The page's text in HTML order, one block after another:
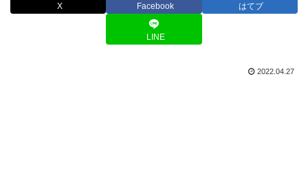
X Facebook はてブ
LINE
2022.04.27